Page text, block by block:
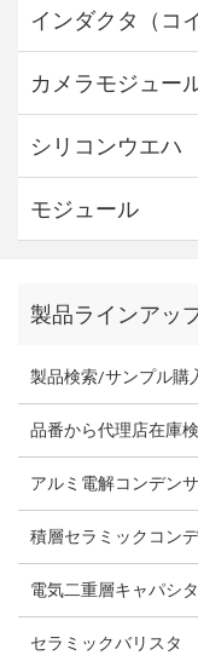
インダクタ（コ
カメラモジュー
シリコンウエハ
モジュール
製品ラインアッ
製品検索/サンプル購
品番から代理店在庫
アルミ電解コンデンサ
積層セラミックコン
電気二重層キャパシタ
セラミックバリスタ